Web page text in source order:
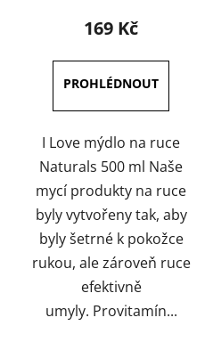
169 Kč
I Love mýdlo na ruce
Naturals 500 ml Naše
mycí produkty na ruce
byly vytvořeny tak, aby
byly šetrné k pokožce
rukou, ale zároveň ruce
efektivně
umyly. Provitamín...